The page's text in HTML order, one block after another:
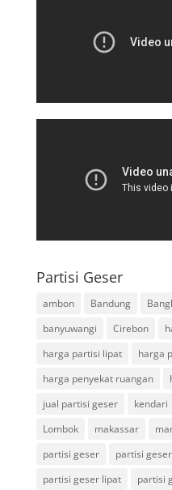
Partisi Geser
ambon Bandung
banyuwangi
Cirebon
harga partisi lipat
harga
harga penyekat ruangan
jual partisi geser
kendari
Lombok
makassar
partisi geser
partisi
partisi geser lipat
partisi